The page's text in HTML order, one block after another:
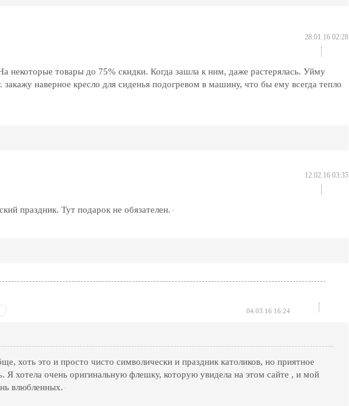
28.01.16 02:28
некоторые товары до 75% скидки. Когда зашла к ним, даже растерялась. Уйму
наверное кресло для сиденья подогревом в машину, что бы ему всегда тепло
12.02.16 03:35
праздник. Тут подарок не обязателен.
04.03.16 16:24
хоть это и просто чисто символически и праздник католиков, но приятное
хотела очень оригинальную флешку, которую увидела на этом сайте , и мой
влюбленных.